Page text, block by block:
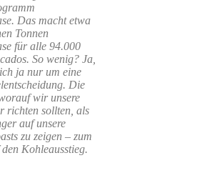
Das macht etwa
Tonnen
für alle 94.000
So wenig? Ja,
ja nur um eine
Die
wir unsere
richten sollten, als
auf unsere
zu zeigen – zum
Kohleausstieg.